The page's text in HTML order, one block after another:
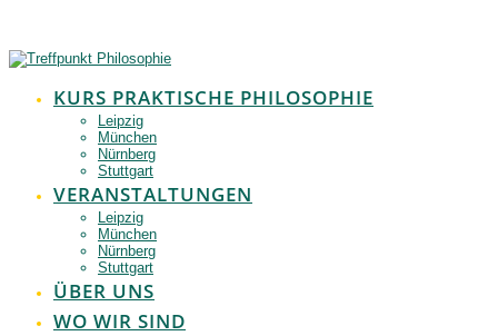
springen
KURS PRAKTISCHE PHILOSOPHIE
Leipzig
München
Nürnberg
Stuttgart
VERANSTALTUNGEN
Leipzig
München
Nürnberg
Stuttgart
ÜBER UNS
WO WIR SIND